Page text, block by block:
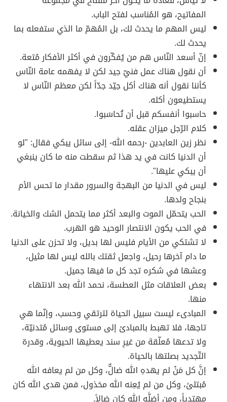
المفاتيح، هو المُناسب لفتح الباب.
ليس المهم ما يحدث لك، بل المُهمّ ما الذي ستفعله بما
يحدث لك.
إنّ أسعد النّاس هم من يُفكّرون في أكثر الأفكار مُتعة.
أن نقول هناك عمل فنيّ جيد لكن لا يفهمه عامة النّاس
كأننا نقول أنه هناك أكل جيّد جدّاً لكن معظم النّاس لا
يستطيعون أكله.
حاسبوا أنفسكم قبل أن تُحاسَبوا.
كلام الرّجل ميزان عقله.
نظر زين العابدين -رحمه الله- إلى سائل يبكي فقال: "لو
أن الدنيا كانت في يد هذا ثم سقطت منه ما كان ينبغي
أن يبكي عليها".
ليس في الدنيا من البهجة والسرور مقدار ما تحس الأم
بنجاح ولدها.
الحب يتحمّل الموت والبعد أكثر مما يتحمل الشك والخيانة.
في الحب يكون الانتصار الوحيد هو الهرب.
لا تشتكي من الأيام فليس لها بديل، ولا تحزن على الدنيا
ما دام آخرها رحيل، واجعل ثقتك بالله ليس لها مثيل،
وعشها في شكره تجد كل ما فيها جميل.
بعض العلاقات مثل العطسة، نحمد الله بعد الانتهاء
منها.
المبادىء ليست سبيل الحياة لترتقي وحسب، وإنّما هي
تاجها، فلا تهبط بالمبادئ إلى مستوى وسائل مُتدنيّة،
ولا تدعها مُعلّقة من غيرِ سند يعطيها الحيوية، وقدرة
التّجديد بصلتها بالحياة.
إنَّ كل مَنْ لم يهدهِ الله ضالٌّ، وكل من لم يعافه الله
مُبتلىً، وكل من لم يُعِنه الله مخذول، فمن هدى الله كان
مهتدياً، ومن أضلَّه الله كان ضالاً.